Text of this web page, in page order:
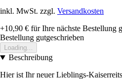
inkl. MwSt. zzgl. Versandkosten
+10,90 € für Ihre nächste Bestellung
Bestellung gutgeschrieben
Loading...
Beschreibung
Hier ist Ihr neuer Lieblings-